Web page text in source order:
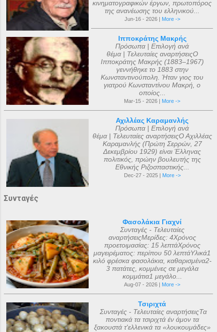
κινηματογραφικών έργων, πρωτοπόρος
της ανανέωσης του ελληνικού...
Jun-16 - 2026 | More ->
Ιπποκράτης Μακρής
Πρόσωπα | Επιλογή ανά
θέμα | Τελευταίες αναρτήσειςΟ
Ιπποκράτης Μακρής (1883–1967)
γεννήθηκε το 1883 στην
Κωνσταντινούπολη. Ήταν γιος του
γιατρού Κωνσταντίνου Μακρή, ο
οποίος...
Mar-15 - 2026 | More ->
Αχιλλέας Καραμανλής
Πρόσωπα | Επιλογή ανά
θέμα | Τελευταίες αναρτήσειςΟ Αχιλλέας
Καραμανλής (Πρώτη Σερρών, 27
Δεκεμβρίου 1929) είναι Έλληνας
πολιτικός, πρώην βουλευτής της
Εθνικής Ριζοσπαστικής...
Dec-27 - 2025 | More ->
Συνταγές
Φασολάκια Γιαχνί
Συνταγές - Τελευταίες
αναρτήσειςΜερίδες: 4Χρόνος
προετοιμασίας: 15 λεπτάΧρόνος
μαγειρέματος: περίπου 50 λεπτάΥλικά1
κιλό φρέσκα φασολάκια, καθαρισμένα2-
3 πατάτες, κομμένες σε μεγάλα
κομμάτια1 μεγάλο...
Aug-07 - 2026 | More ->
Τσιριχτά
Συνταγές - Τελευταίες αναρτήσειςΤα
ποντιακά τα τσιριχτά έν άμον τα
ξακουστά τ'ελλενικά τα «λουκουμάδες»